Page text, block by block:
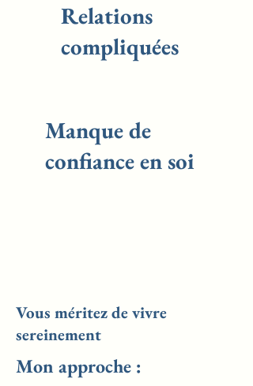
Relations
compliquées
Manque de
confiance en soi
Vous méritez de vivre
sereinement
Mon approche :